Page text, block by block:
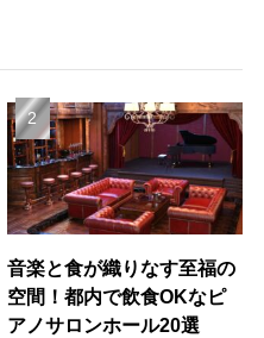
音楽と食が織りなす至福の
空間！都内で飲食OKなピ
アノサロンホール20選